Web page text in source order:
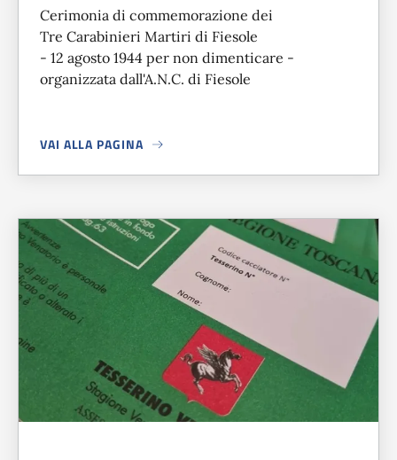
Cerimonia di commemorazione dei
Tre Carabinieri Martiri di Fiesole
- 12 agosto 1944 per non dimenticare -
organizzata dall'A.N.C. di Fiesole
VAI ALLA PAGINA
A PROPOSITO DITRE CARABINIERI MARTIRI DI FIESOLE